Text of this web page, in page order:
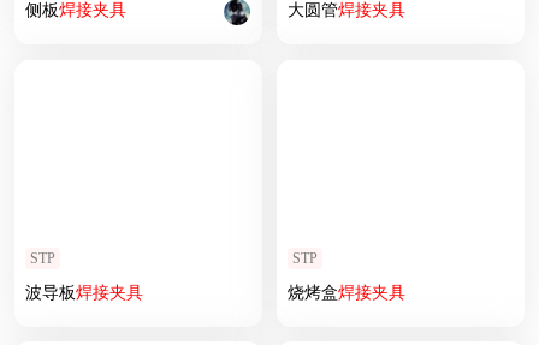
侧板焊接夹具 大圆管焊接夹具
STP
波导板焊接夹具
STP
烧烤盒焊接夹具